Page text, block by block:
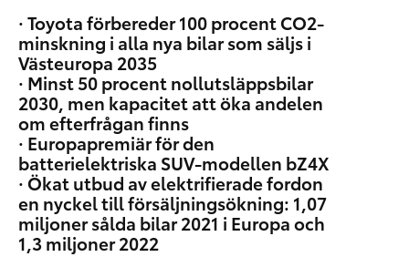
· Toyota förbereder 100 procent CO2-
minskning i alla nya bilar som säljs i
Västeuropa 2035
· Minst 50 procent nollutsläppsbilar
2030, men kapacitet att öka andelen
om efterfrågan finns
· Europapremiär för den
batterielektriska SUV-modellen bZ4X
· Ökat utbud av elektrifierade fordon
en nyckel till försäljningsökning: 1,07
miljoner sålda bilar 2021 i Europa och
1,3 miljoner 2022